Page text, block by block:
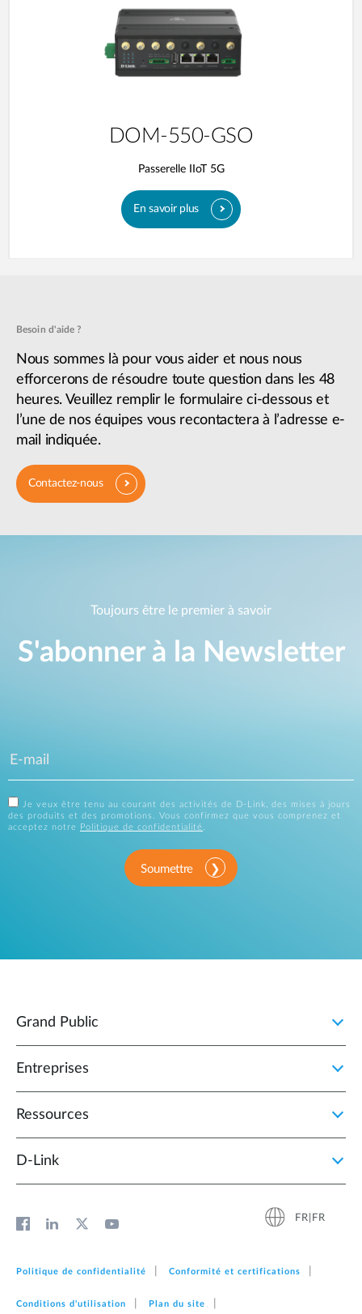
DOM-550-GSO
Passerelle IIoT 5G
En savoir plus
Besoin d'aide ?
Nous sommes là pour vous aider et nous nous
efforcerons de résoudre toute question dans les 48
heures. Veuillez remplir le formulaire ci-dessous et
l’une de nos équipes vous recontactera à l’adresse e-
mail indiquée.
Contactez-nous
Toujours être le premier à savoir
S'abonner à la Newsletter
Je veux être tenu au courant des activités de D-Link, des mises à jours
des produits et des promotions. Vous confirmez que vous comprenez et
acceptez notre
Politique de confidentialité.
Soumettre
Grand Public
Entreprises
Ressources
D‑Link
FR|FR
Politique de confidentialité Conformité et certifications
Conditions d'utilisation Plan du site